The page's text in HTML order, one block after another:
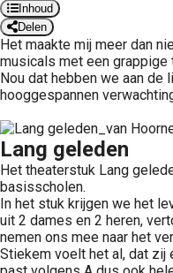
Inhoud
Delen
Het maakte mij meer dan
musicals met een grappige
Nou dat hebben we aan de
hooggespannen
Lang geleden
Het theaterstuk Lang
basisscholen.
In het stuk krijgen we het
uit 2 dames en 2 heren,
nemen ons mee naar het
Stiekem voelt het al, dat